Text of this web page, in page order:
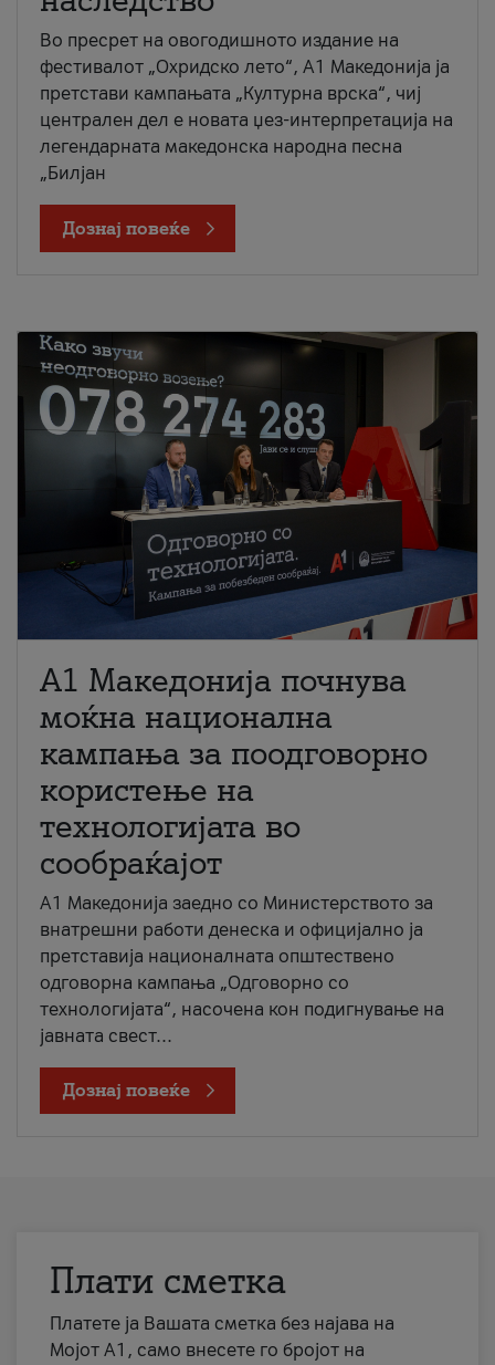
Во пресрет на овогодишното издание на
фестивалот „Охридско лето“, А1 Македонија ја
претстави кампањата „Културна врска“, чиј
централен дел е новата џез-интерпретација на
легендарната македонска народна песна
„Билјан
Дознај повеќе
A1 Македонија почнува
моќна национална
кампања за поодговорно
користење на
технологијата во
сообраќајот
A1 Македонија заедно со Министерството за
внатрешни работи денеска и официјално ја
претставија националната општествено
одговорна кампања „Одговорно со
технологијата“, насочена кон подигнување на
јавната свест...
Дознај повеќе
Плати сметка
Платете ја Вашата сметка без најава на
Мојот А1, само внесете го бројот на